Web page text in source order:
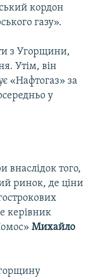
кордон
газу».
з Угорщини,
Утім, він
«Нафтогаз» за
у
внаслідок того,
ринок, де ціни
керівник
Михайло